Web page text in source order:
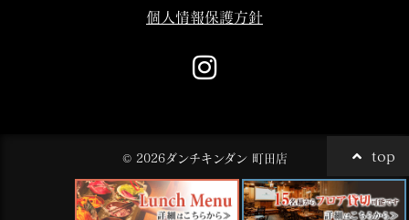
個人情報保護方針
top
© 2026ダンチキンダン 町田店